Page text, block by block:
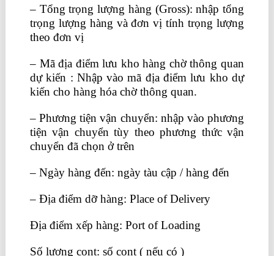
– Tổng trọng lượng hàng (Gross): nhập tổng
trọng lượng hàng và đơn vị tính trọng lượng
theo đơn vị
– Mã địa điểm lưu kho hàng chờ thông quan
dự kiến : Nhập vào mã địa điểm lưu kho dự
kiến cho hàng hóa chờ thông quan.
– Phương tiện vận chuyển: nhập vào phương
tiện vận chuyển tùy theo phương thức vận
chuyển đã chọn ở trên
– Ngày hàng đến: ngày tàu cập / hàng đến
– Địa điểm dỡ hàng: Place of Delivery
Địa điểm xếp hàng: Port of Loading
Số lượng cont: số cont ( nếu có )